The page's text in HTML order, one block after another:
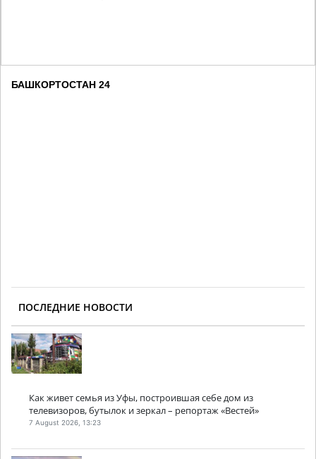
БАШКОРТОСТАН 24
ПОСЛЕДНИЕ НОВОСТИ
Как живет семья из Уфы, построившая себе дом из
телевизоров, бутылок и зеркал – репортаж «Вестей»
7 August 2026, 13:23